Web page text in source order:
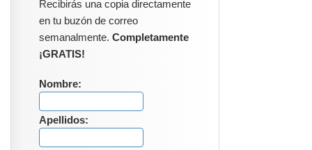
Recibirás una copia directamente
en tu buzón de correo
semanalmente. Completamente
¡GRATIS!
Nombre:
Apellidos: